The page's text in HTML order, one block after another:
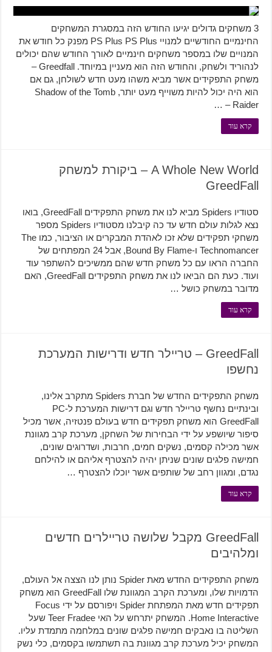
3 משחקים גדולים יגיעו החודש הזה במסגרת המשחקים
החינמיים החודשיים למנויי PS Plus PS Plus מפנק כל חודש את
המנויים שלו במספר משחקים חינמיים לאורך החודש שהם יכולים
לנהוריד ולשחק, והחודש הזה הוא מעניין במיוחד. Greedfall –
משחק התפקידים אשר מביא משהו מעט חדש לשולחן, גם אם
הוא היה יכול להיות משוייף מעט יותר, Shadow of the Tomb
Raider – …
קרא עוד
A Whole New World – ביקורת למשחק
GreedFall
סטודיו Spiders מביא לנו את משחק התפקידים GreedFall, בואו
נצא לגלות עולם חדש עד כה קיבלנו מסטודיו Spiders מספר
משחקי תפקידים שלא זכו לאהדת המבקרים או הציבור, כמו The
Technomancer ו-Bound By Flame, אבל 24 המפתחים של
החברה הראו עם כל משחק חדש שהם ממשיכים להשתפר עוד
ועוד. כעת הם הביאו לנו את משחק התפקידים GreedFall, האם
מדובר במשחק כושל …
קרא עוד
GreedFall – טריילר חדש ודרישות המערכת
נחשפו
משחק התפקידים החדש של חברת Spiders מתקרב אלינו,
ובינתיים נחשף טריילר חדש וגם דרישות המערכת ל-PC
GreedFall הוא משחק תפקידים חדש בעולם פנטזיה, אשר מכיל
סיפור שיושפע על ידי הבחירות של השחקן, מערכת קרב מגוונת
אשר מכילה קסמים, נשקים חמים, חרבות, ושדרוגים שונים,
חמישה פלגים שונים שניתן יהיה להצטרף אליהם או להילחם
נגדם, ומגוון רחב של שותפים אשר יוכלו להצטרף …
קרא עוד
GreedFall מקבל שלושה טריילרים חדשים
ומלהיבים
משחק התפקידים החדש מאת Spider נותן לנו הצצה אל העולם,
הדמויות שלו, ומערכת הקרב המגוונת שלו GreedFall הוא משחק
תפקידים חדש מאת המפתחת Spider ויפורסם על ידי Focus
Home Interactive. המשחק יתרחש על האי Teer Fradee שעל
השליטה בו נאבקים חמישה פלגים שונים במלחמה מתמדת עליו.
המשחק יכיל מערכת קרב מגוונת בה תשתמשו בקסמים, כלי נשק